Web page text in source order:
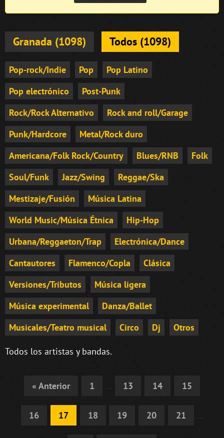
Granada (1098) Todos (1098)
Pop-rock/Indie Pop
Pop Latino
Pop electrónico
Post-Punk
Rock/Rock Alternativo
Rock and roll/Garage
Punk/Hardcore
Metal/Rock duro
Americana/Folk Rock/Country
Blues/RNB
Folk
Soul/Funk
Jazz/Swing
Reggae/Ska
Mestizaje/Fusión
Música Latina
World Music/Música Étnica
Hip-Hop
Urbana/Reggaeton/Trap
Electrónica/Dance
Cantautores
Flamenco/Copla
Clásica
Versiones/Tributos
Música ligera
Música experimental
Danza/Ballet
Musicales/Teatro musical
Circo Dj Otros
Todos los artistas y bandas.
« Anterior 1 ... 13 14 15
16 17 18 19 20 21 ...